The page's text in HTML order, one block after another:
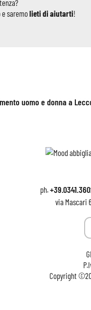
saremolieti di aiutarti!
ph.
via Mascari
Copyright